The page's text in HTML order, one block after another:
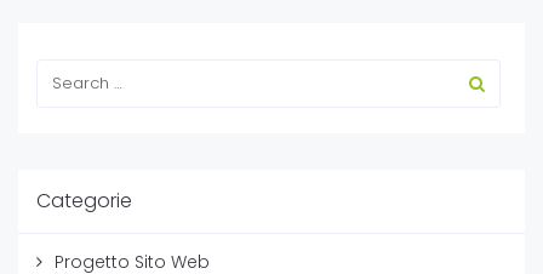
Categorie
Progetto Sito Web